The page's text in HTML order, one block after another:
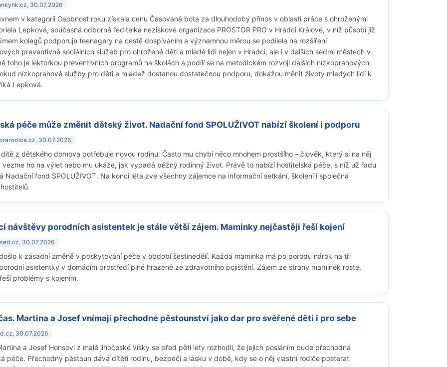
30.07.2026
v kategorii Osobnost roku získala cenu Časovaná bota za dlouhodobý přínos v oblasti práce s ohroženými
Lepková, současná odborná ředitelka neziskové organizace PROSTOR PRO v Hradci Králové, v níž působí již
kolegů podporuje teenagery na cestě dospíváním a významnou měrou se podílela na rozšíření
preventivně sociálních služeb pro ohrožené děti a mladé lidi nejen v Hradci, ale i v dalších sedmi městech v
toho je lektorkou preventivních programů na školách a podílí se na metodickém rozvoji dalších nízkoprahových
nízkoprahové služby pro děti a mládež dostanou dostatečnou podporu, dokážou měnit životy mladých lidí k
Lepková.
péče může změnit dětský život. Nadační fond SPOLUŽIVOT nabízí školení i podporu
30.07.2026
z dětského domova potřebuje novou rodinu. Často mu chybí něco mnohem prostšího – člověk, který si na něj
vezme ho na výlet nebo mu ukáže, jak vypadá běžný rodinný život. Právě to nabízí hostitelská péče, s níž už řadu
Nadační fond SPOLUŽIVOT. Na konci léta zve všechny zájemce na informační setkání, školení i společná
návštěvy porodních asistentek je stále větší zájem. Maminky nejčastěji řeší kojení
30.07.2026
k zásadní změně v poskytování péče v období šestinedělí. Každá maminka má po porodu nárok na tři
asistentky v domácím prostředí plně hrazené ze zdravotního pojištění. Zájem ze strany maminek roste,
problémy s kojením.
Martina a Josef vnímají přechodné pěstounství jako dar pro svěřené děti i pro sebe
30.07.2026
a Josef Honsovi z malé jihočeské vísky se před pěti lety rozhodli, že jejich posláním bude přechodná
péče. Přechodný pěstoun dává dítěti rodinu, bezpečí a lásku v době, kdy se o něj vlastní rodiče postarat